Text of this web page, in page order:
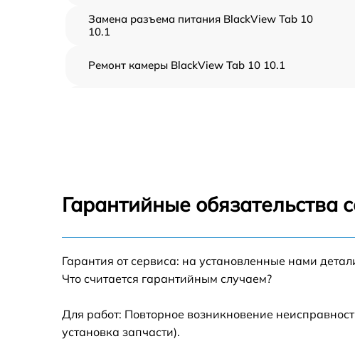
Замена разъема питания BlackView Tab 10
10.1
Ремонт камеры BlackView Tab 10 10.1
Замена дисплея (экрана) BlackView Tab 10
Гарантийные обязательства
Гарантия от сервиса: на установленные нами
Что считается гарантийным случаем?
Для работ: Повторное возникновение
установка запчасти).